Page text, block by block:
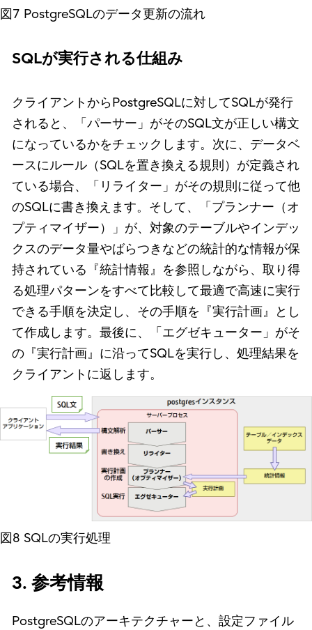
図7 PostgreSQLのデータ更新の流れ
SQLが実行される仕組み
クライアントからPostgreSQLに対してSQLが発行
されると、「パーサー」がそのSQL文が正しい構文
になっているかをチェックします。次に、データベ
ースにルール（SQLを置き換える規則）が定義され
ている場合、「リライター」がその規則に従って他
のSQLに書き換えます。そして、「プランナー（オ
プティマイザー）」が、対象のテーブルやインデッ
クスのデータ量やばらつきなどの統計的な情報が保
持されている『統計情報』を参照しながら、取り得
る処理パターンをすべて比較して最適で高速に実行
できる手順を決定し、その手順を『実行計画』とし
て作成します。最後に、「エグゼキューター」がそ
の『実行計画』に沿ってSQLを実行し、処理結果を
クライアントに返します。
図8 SQLの実行処理
3. 参考情報
PostgreSQLのアーキテクチャーと、設定ファイル